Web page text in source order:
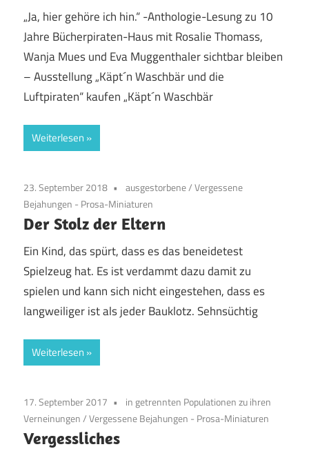
„Ja, hier gehöre ich hin.“ -Anthologie-Lesung zu 10
Jahre Bücherpiraten-Haus mit Rosalie Thomass,
Wanja Mues und Eva Muggenthaler sichtbar bleiben
– Ausstellung „Käpt´n Waschbär und die
Luftpiraten“ kaufen „Käpt´n Waschbär
Weiterlesen
23. September 2018 ausgestorbene/Vergessene
Bejahungen - Prosa-Miniaturen
Der Stolz der Eltern
Ein Kind, das spürt, dass es das beneidetest
Spielzeug hat. Es ist verdammt dazu damit zu
spielen und kann sich nicht eingestehen, dass es
langweiliger ist als jeder Bauklotz. Sehnsüchtig
Weiterlesen
17. September 2017
in getrennten Populationen zu ihren
Verneinungen/Vergessene Bejahungen - Prosa-Miniaturen
Vergessliches